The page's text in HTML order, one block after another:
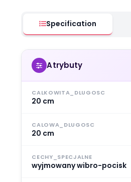
Specification
Atrybuty
CALKOWITA_DLUGOSC
20 cm
CALOWA_DLUGOSC
20 cm
CECHY_SPECJALNE
wyjmowany wibro-pocisk